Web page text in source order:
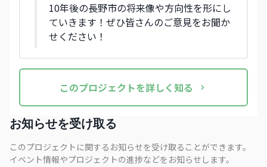
10年後の長野市の将来像や方向性を形にし
ていきます！ぜひ皆さんのご意見をお聞か
せください！
このプロジェクトを詳しく知る
お知らせを受け取る
このプロジェクトに関するお知らせを受け取ることができます。
イベント情報やプロジェクトの進捗などをお知らせします。